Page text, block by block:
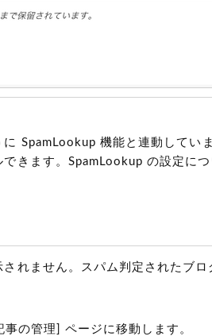
SpamLookup 機能と連動してい
きます。SpamLookup の設定に
れません。スパム判定されたブ
の管理] ページに移動します。